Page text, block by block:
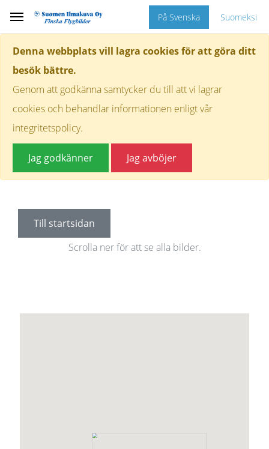
Denna webbplats vill lagra cookies för att göra ditt
besök bättre.
Genom att godkänna samtycker du till att vi lagrar
cookies och behandlar informationen enligt vår
integritetspolicy.
Jag godkänner Jag avböjer
På Svenska Suomeksi
Till startsidan
Scrolla ner för att se alla bilder.